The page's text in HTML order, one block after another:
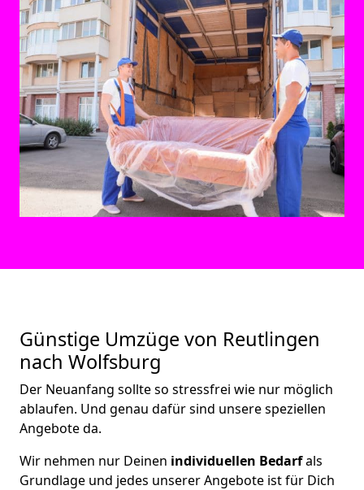
Günstige Umzüge von Reutlingen
nach Wolfsburg
Der Neuanfang sollte so stressfrei wie nur möglich
ablaufen. Und genau dafür sind unsere speziellen
Angebote da.
Wir nehmen nur Deinen individuellen Bedarfals
Grundlage und jedes unserer Angebote ist für Dich